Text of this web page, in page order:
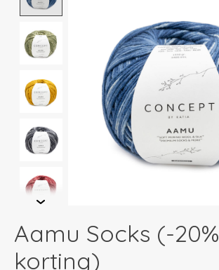
Aamu Socks (-20%
korting)